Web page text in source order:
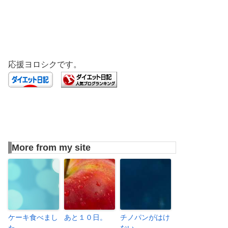
応援ヨロシクです。
More from my site
ケーキ食べまし
あと１０日。
チノパンがはけ